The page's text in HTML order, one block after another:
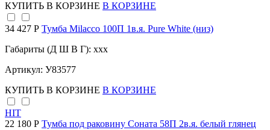
КУПИТЬ В КОРЗИНЕ В КОРЗИНЕ
34 427 Р Тумба Milacco 100П 1в.я. Pure White (низ)
Габариты (Д Ш В Г): xxx
Артикул: У83577
КУПИТЬ В КОРЗИНЕ В КОРЗИНЕ
HIT
22 180 Р Тумба под раковину Соната 58П 2в.я. белый глянец